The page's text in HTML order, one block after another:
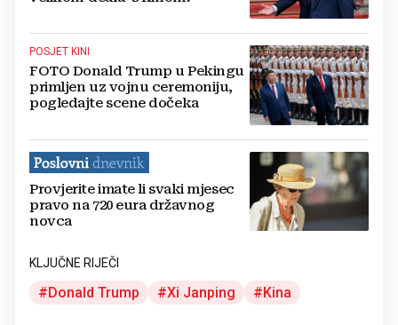
POSJET KINI
FOTO Donald Trump u Pekingu
primljen uz vojnu ceremoniju,
pogledajte scene dočeka
Provjerite imate li svaki mjesec
pravo na 720 eura državnog
novca
KLJUČNE RIJEČI
Donald Trump Xi Janping Kina